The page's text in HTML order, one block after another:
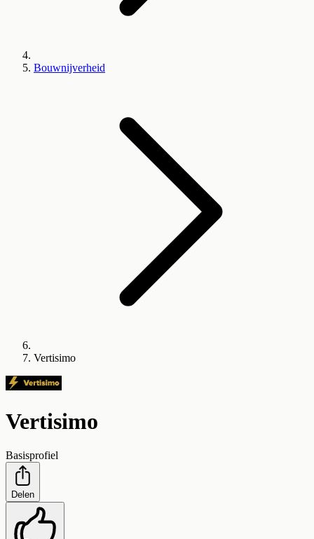
Bouwnijverheid
Vertisimo
Vertisimo
Basisprofiel
Delen